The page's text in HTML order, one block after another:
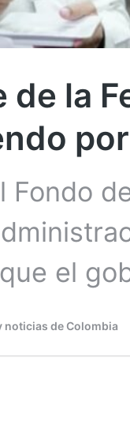
de la
Fondo
el
noticias de Colombia